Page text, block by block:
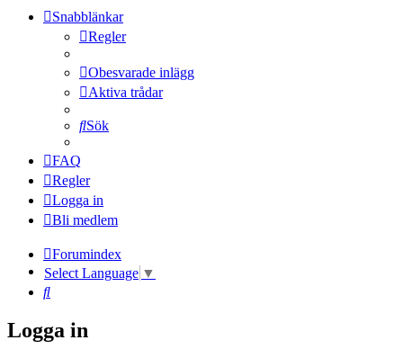
Snabblänkar
Regler
Obesvarade inlägg
Aktiva trådar
Sök
FAQ
Regler
Logga in
Bli medlem
Forumindex
Select Language ▼
Sök
Logga in